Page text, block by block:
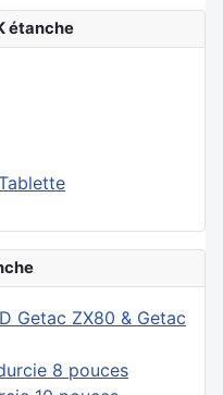
étanche
Getac ZX80 & Getac
8 pouces